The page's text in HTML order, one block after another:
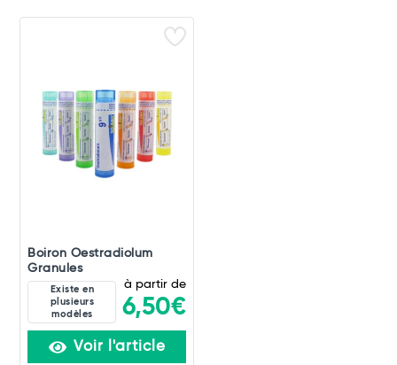
Boiron Oestradiolum
Granules
Existe en
plusieurs
modèles
à partir de
6,50€
Voir l'article